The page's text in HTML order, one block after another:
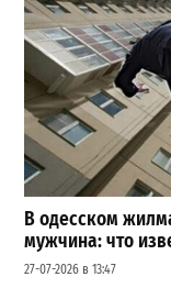
В одесском
мужчина: что
27-07-2026 в 13:47